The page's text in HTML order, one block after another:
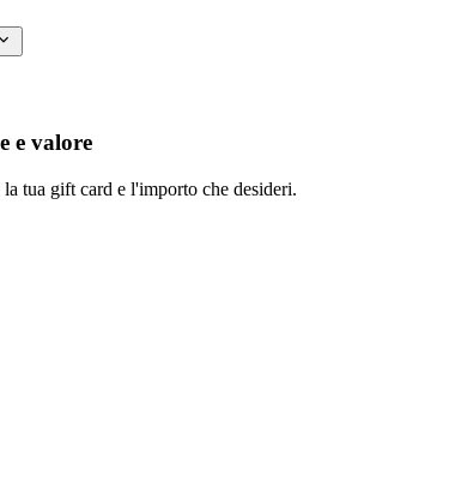
e valore
tua gift card e l'importo che desideri.